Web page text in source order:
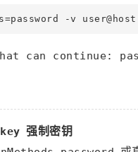
can continue:
强制密钥